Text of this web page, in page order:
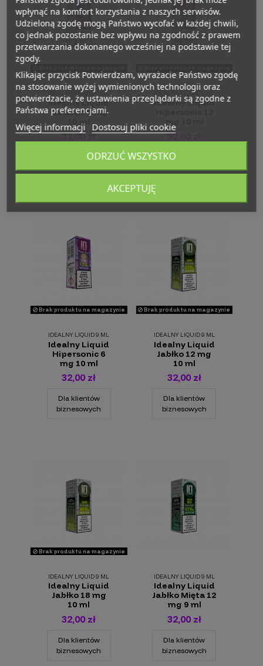
IDEALNY LIQUID 9 ML
Idealny Liquid
Galactic 6 mg
10 ml
32,00 zł
Dla klientów
IDEALNY LIQUID 9 ML
Idealny Liquid
mg 10 ml
32,00 zł
Dla klientów
Brak produktu na magazynie
IDEALNY LIQUID 9 ML
Idealny Liquid
Hipersonic 6
mg 10 ml
32,00 zł
Dla klientów
biznesowych
Brak produktu na magazynie
IDEALNY LIQUID 9 ML
Idealny Liquid
Jabłko 12 mg
10 ml
32,00 zł
Dla klientów
biznesowych
Brak produktu na magazynie
IDEALNY LIQUID 9 ML
Idealny Liquid
Jabłko 18 mg
10 ml
32,00 zł
Dla klientów
biznesowych
IDEALNY LIQUID 9 ML
Idealny Liquid
Jabłko Mięta 12
mg 9 ml
32,00 zł
Dla klientów
biznesowych
wpłynąć na komfort korzystania z naszych serwisów.
Udzieloną zgodę mogą Państwo wycofać w każdej chwili,
co jednak pozostanie bez wpływu na zgodność z prawem
przetwarzania dokonanego wcześniej na podstawie tej
zgody.
Klikając przycisk Potwierdzam, wyrażacie Państwo zgodę
na stosowanie wyżej wymienionych technologii oraz
potwierdzacie, że ustawienia przeglądarki są zgodne z
Państwa preferencjami.
Więcej informacji Dostosuj pliki cookie
ODRZUĆ WSZYSTKO
AKCEPTUJĘ